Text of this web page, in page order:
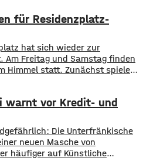
drei Warnstufen. Zwar gibt es
im Wasser noch keine
Wassertemperatur
für Residenzplatz-
hat sich wieder zur
Am Freitag und Samstag finden
Himmel statt. Zunächst spielen
des Duos Fast Boy. Das
den Abbrunzati Boys ist
werden
warnt vor Kredit- und
Die Unterfränkische
neuen Masche von
häufiger auf Künstliche